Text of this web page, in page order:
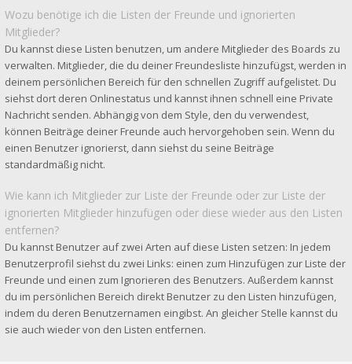
Wozu benötige ich die Listen der Freunde und ignorierten
Mitglieder?
Du kannst diese Listen benutzen, um andere Mitglieder des Boards zu
verwalten. Mitglieder, die du deiner Freundesliste hinzufügst, werden in
deinem persönlichen Bereich für den schnellen Zugriff aufgelistet. Du
siehst dort deren Onlinestatus und kannst ihnen schnell eine Private
Nachricht senden. Abhängig von dem Style, den du verwendest,
können Beiträge deiner Freunde auch hervorgehoben sein. Wenn du
einen Benutzer ignorierst, dann siehst du seine Beiträge
standardmäßig nicht.
Wie kann ich Mitglieder zur Liste der Freunde oder zur Liste der
ignorierten Mitglieder hinzufügen oder diese wieder aus den Listen
entfernen?
Du kannst Benutzer auf zwei Arten auf diese Listen setzen: In jedem
Benutzerprofil siehst du zwei Links: einen zum Hinzufügen zur Liste der
Freunde und einen zum Ignorieren des Benutzers. Außerdem kannst
du im persönlichen Bereich direkt Benutzer zu den Listen hinzufügen,
indem du deren Benutzernamen eingibst. An gleicher Stelle kannst du
sie auch wieder von den Listen entfernen.